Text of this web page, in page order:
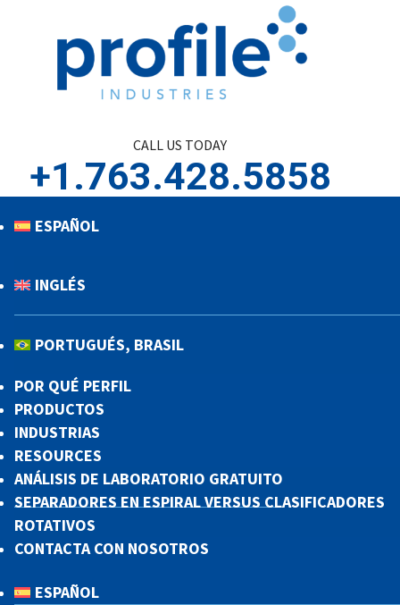
CALL US TODAY
+1.763.428.5858
ESPAÑOL
INGLÉS
PORTUGUÉS, BRASIL
POR QUÉ PERFIL
PRODUCTOS
INDUSTRIAS
RESOURCES
ANÁLISIS DE LABORATORIO GRATUITO
SEPARADORES EN ESPIRAL VERSUS CLASIFICADORES
ROTATIVOS
CONTACTA CON NOSOTROS
ESPAÑOL